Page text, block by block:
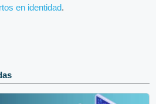
en identidad.